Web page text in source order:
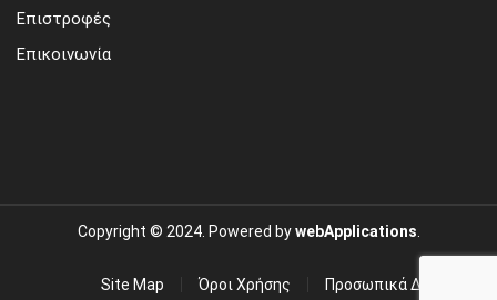
Επιστροφές
Επικοινωνία
Copyright © 2024. Powered bywebApplications
Site Map Όροι Χρήσης Προσωπικά Δεδομένα